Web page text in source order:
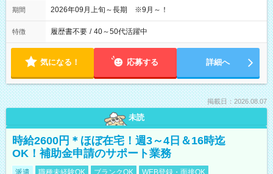
期間 2026年09月上旬～長期 ※9月～！
特徴 履歴書不要 / 40～50代活躍中
気になる！ 応募する 詳細へ
掲載日：2026.08.07
未読
時給2600円＊ほぼ在宅！週3～4日＆16時迄
OK！補助金申請のサポート業務
派遣 職種未経験OK ブランクOK WEB登録・面接OK